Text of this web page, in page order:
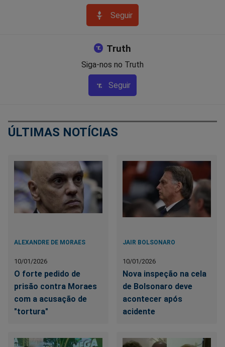
Seguir
Truth
Siga-nos no Truth
Seguir
ÚLTIMAS NOTÍCIAS
ALEXANDRE DE MORAES
10/01/2026
O forte pedido de
prisão contra Moraes
com a acusação de
"tortura"
JAIR BOLSONARO
10/01/2026
Nova inspeção na cela
de Bolsonaro deve
acontecer após
acidente